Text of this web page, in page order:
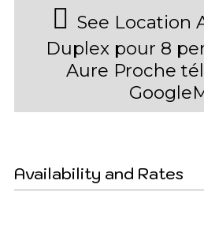
See Location
Duplex pour 8
Aure Proche
Availability and Rates